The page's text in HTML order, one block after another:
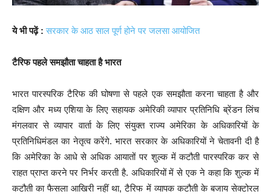
ये भी पढ़ें : सरकार के आठ साल पूर्ण होने पर जलसा आयोजित
टैरिफ पहले समझौता चाहता है भारत
भारत पारस्परिक टैरिफ की घोषणा से पहले एक समझौता करना चाहता है और
दक्षिण और मध्य एशिया के लिए सहायक अमेरिकी व्यापार प्रतिनिधि ब्रेंडन लिंच
मंगलवार से व्यापार वार्ता के लिए संयुक्त राज्य अमेरिका के अधिकारियों के
प्रतिनिधिमंडल का नेतृत्व करेंगे. भारत सरकार के अधिकारियों ने चेतावनी दी है
कि अमेरिका के आधे से अधिक आयातों पर शुल्क में कटौती पारस्परिक कर से
राहत प्राप्त करने पर निर्भर करती है. अधिकारियों में से एक ने कहा कि शुल्क में
कटौती का फैसला आखिरी नहीं था, टैरिफ में व्यापक कटौती के बजाय सेक्टोरल